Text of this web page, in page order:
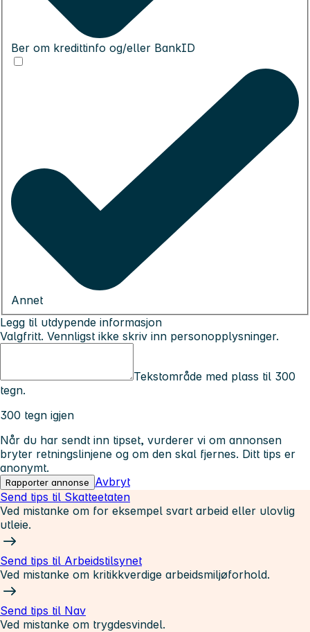
Ber om kredittinfo og/eller BankID
Annet
Legg til utdypende informasjon
Valgfritt. Vennligst ikke skriv inn personopplysninger.
Tekstområde med plass til 300
tegn.
300 tegn igjen
Når du har sendt inn tipset, vurderer vi om annonsen
bryter retningslinjene og om den skal fjernes. Ditt tips er
anonymt.
Rapporter annonse
Avbryt
Send tips til Skatteetaten
Ved mistanke om for eksempel svart arbeid eller ulovlig
utleie.
Send tips til Arbeidstilsynet
Ved mistanke om kritikkverdige arbeidsmiljøforhold.
Send tips til Nav
Ved mistanke om trygdesvindel.